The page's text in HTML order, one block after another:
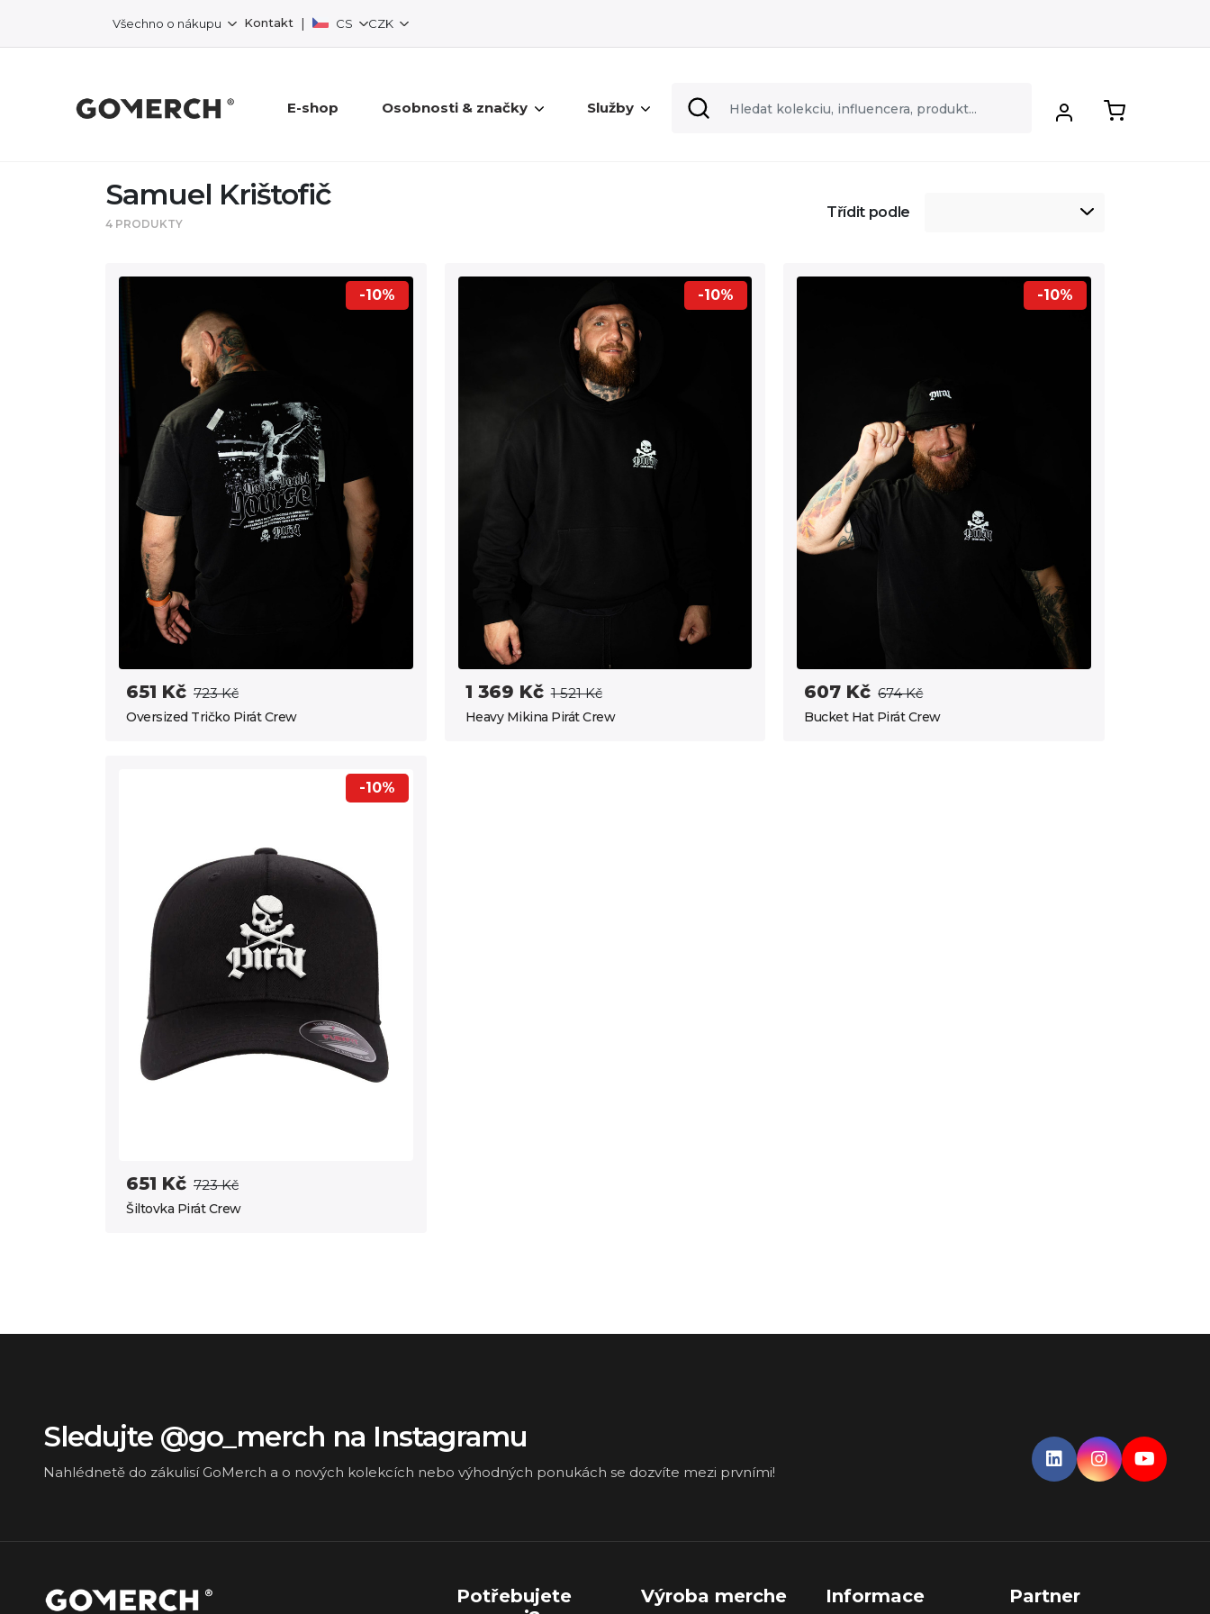
Všechno o nákupu Kontakt | CS CZK
E-shop Osobnosti & značky Služby
Samuel Krištofič
4 PRODUKTY
Třídit podle
651 Kč 723 Kč
Oversized Tričko Pirát Crew
-10%
1 369 Kč 1 521 Kč
Heavy Mikina Pirát Crew
-10%
607 Kč 674 Kč
Bucket Hat Pirát Crew
-10%
651 Kč 723 Kč
Šiltovka Pirát Crew
-10%
Sledujte @go_merch na Instagramu
Nahlédnetě do zákulisí GoMerch a o nových kolekcích nebo výhodných ponukách se dozvíte mezi prvními!
Potřebujete
Výroba merche Informace Partner